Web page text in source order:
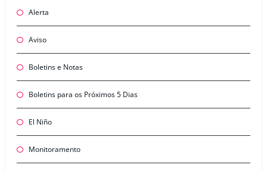
Alerta
Aviso
Boletins e Notas
Boletins para os Próximos 5 Dias
El Niño
Monitoramento